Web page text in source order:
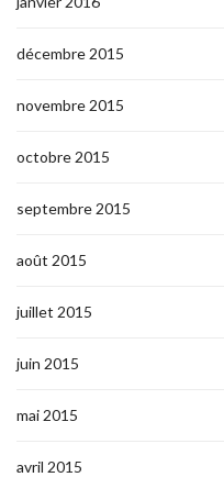
décembre 2015
novembre 2015
octobre 2015
septembre 2015
août 2015
juillet 2015
juin 2015
mai 2015
avril 2015